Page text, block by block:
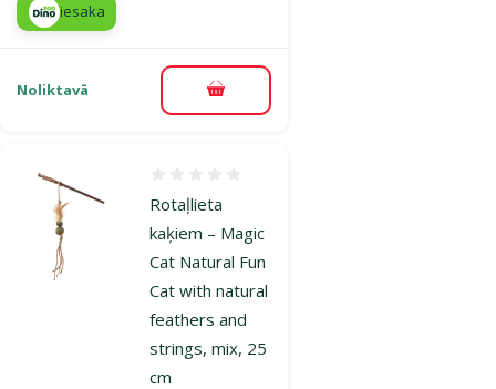
iesaka
Noliktavā Pievienot grozam
Rotaļlieta
kaķiem – Magic
Cat Natural Fun
Cat with natural
feathers and
strings, mix, 25
cm